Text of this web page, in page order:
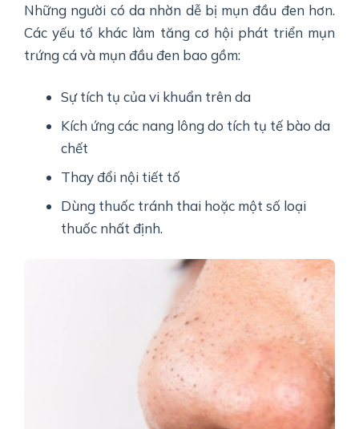
Những người có da nhờn dễ bị mụn đầu đen hơn.
Các yếu tố khác làm tăng cơ hội phát triển mụn
trứng cá và mụn đầu đen bao gồm:
Sự tích tụ của vi khuẩn trên da
Kích ứng các nang lông do tích tụ tế bào da
chết
Thay đổi nội tiết tố
Dùng thuốc tránh thai hoặc một số loại
thuốc nhất định.